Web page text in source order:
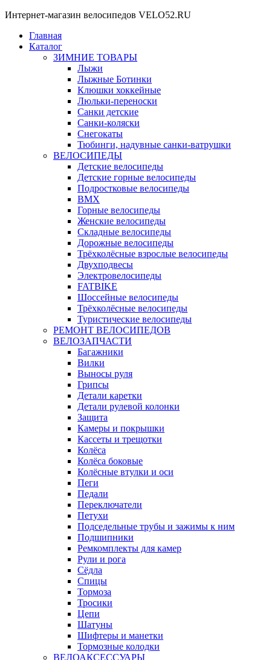
Интернет-магазин велосипедов VELO52.RU
Главная
Каталог
ЗИМНИЕ ТОВАРЫ
Лыжи
Лыжные Ботинки
Клюшки хоккейные
Люльки-переноски
Санки детские
Санки-коляски
Снегокаты
Тюбинги, надувные санки-ватрушки
ВЕЛОСИПЕДЫ
Детские велосипеды
Детские горные велосипеды
Подростковые велосипеды
BMX
Горные велосипеды
Женские велосипеды
Складные велосипеды
Дорожные велосипеды
Трёхколёсные взрослые велосипеды
Двухподвесы
Электровелосипеды
FATBIKE
Шоссейные велосипеды
Трёхколёсные велосипеды
Туристические велосипеды
РЕМОНТ ВЕЛОСИПЕДОВ
ВЕЛОЗАПЧАСТИ
Багажники
Вилки
Выносы руля
Грипсы
Детали каретки
Детали рулевой колонки
Защита
Камеры и покрышки
Кассеты и трещотки
Колёса
Колёса боковые
Колёсные втулки и оси
Пеги
Педали
Переключатели
Петухи
Подседельные трубы и зажимы к ним
Подшипники
Ремкомплекты для камер
Рули и рога
Сёдла
Спицы
Тормоза
Тросики
Цепи
Шатуны
Шифтеры и манетки
Тормозные колодки
ВЕЛОАКСЕССУАРЫ